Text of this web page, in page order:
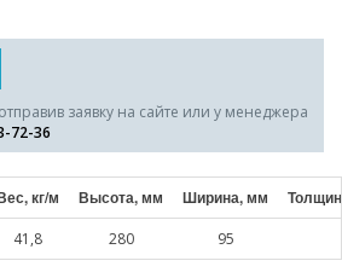
заявку на сайте или у менеджера
72-36
кг/м Высота, мм Ширина, мм
41,8 280 95